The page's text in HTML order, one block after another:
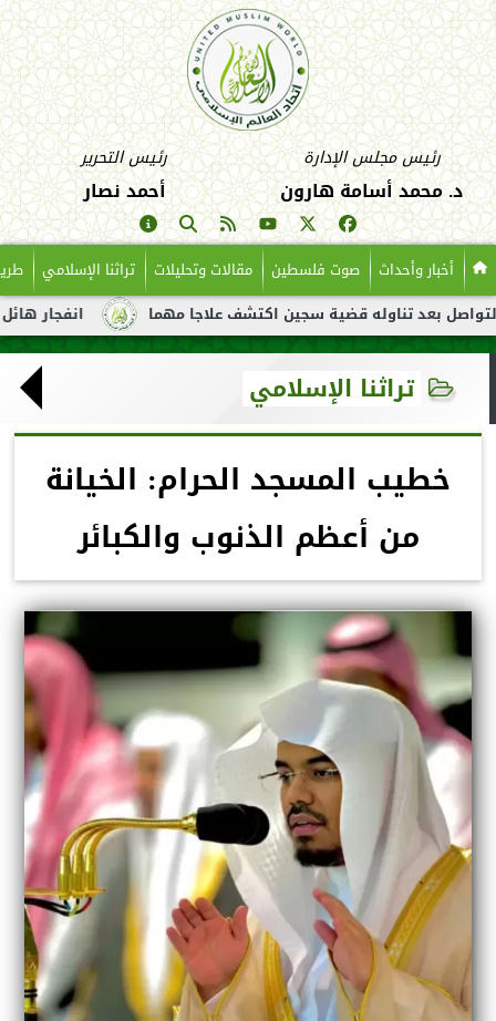
رئيس مجلس الإدارة
د. محمد أسامة هارون
رئيس التحرير
أحمد نصار
أخبار وأحداث صوت فلسطين مقالات وتحليلات تراثنا الإسلامي
انفجار هائل لناقلة تناوله قضية سجين اكتشف علاجا مهما
تراثنا الإسلامي
خطيب المسجد الحرام: الخيانة
من أعظم الذنوب والكبائر